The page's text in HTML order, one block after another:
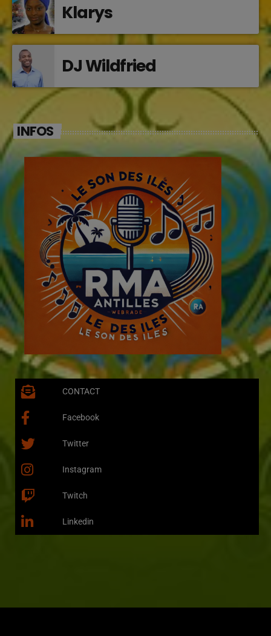
Klarys
DJ Wildfried
INFOS
CONTACT
Facebook
Twitter
Instagram
Twitch
Linkedin